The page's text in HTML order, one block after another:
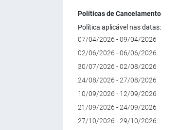
Políticas de Cancelamento
Política aplicável nas datas:
07/04/2026 - 09/04/2026
02/06/2026 - 06/06/2026
30/07/2026 - 02/08/2026
24/08/2026 - 27/08/2026
10/09/2026 - 12/09/2026
21/09/2026 - 24/09/2026
27/10/2026 - 29/10/2026